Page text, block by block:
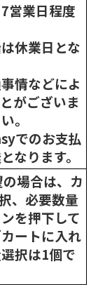
営業日程度
休業日とな
情などによ
がございま
。
でのお支払
なります。
場合は、カ
、必要数量
を押下して
ートに入れ
択は1個で